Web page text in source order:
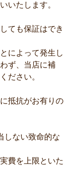
いたします。
ても保証はでき
によって発生し
ず、当店に補
ださい。
抵抗がお有りの
しない致命的な
費を上限といた